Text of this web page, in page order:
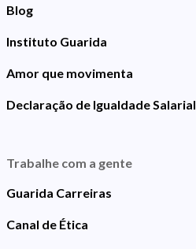
Blog
Instituto Guarida
Amor que movimenta
Declaração de Igualdade Salarial
Trabalhe com a gente
Guarida Carreiras
Canal de Ética